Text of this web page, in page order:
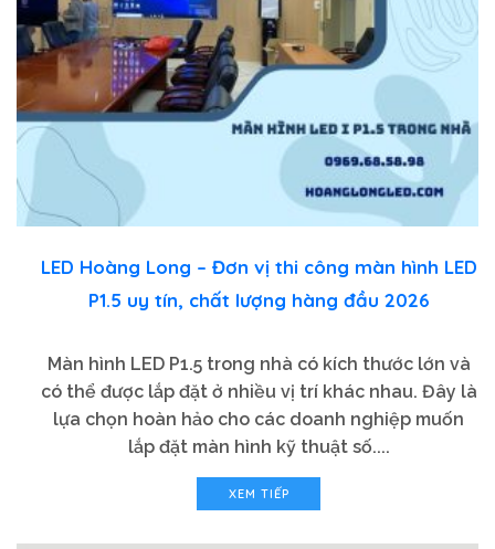
LED Hoàng Long – Đơn vị thi công màn hình LED
P1.5 uy tín, chất lượng hàng đầu 2026
Màn hình LED P1.5 trong nhà có kích thước lớn và
có thể được lắp đặt ở nhiều vị trí khác nhau. Đây là
lựa chọn hoàn hảo cho các doanh nghiệp muốn
lắp đặt màn hình kỹ thuật số....
XEM TIẾP